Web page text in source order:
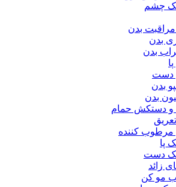
چشم
بدن
بدن
بدن
دست
بدن
بدن
و دستکش حمام
مرطوب کننده
پا
دست
زائد
مو کن